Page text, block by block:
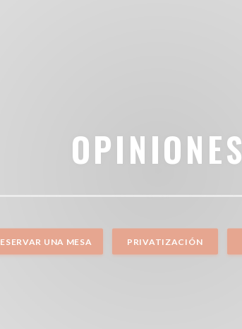
OPINIONES
UNA MESA PRIVATIZACIÓN